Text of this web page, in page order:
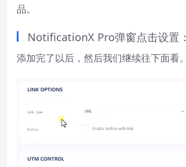
品。
NotificationX Pro弹窗点击设置：
添加完了以后，然后我们继续往下面看。